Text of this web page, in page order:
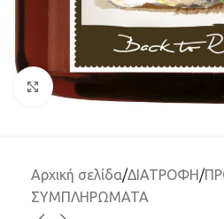
Μεγέθυνση
Αρχική σελίδα/ΔΙΑΤΡΟΦΗ/
ΣΥΜΠΛΗΡΩΜΑΤΑ